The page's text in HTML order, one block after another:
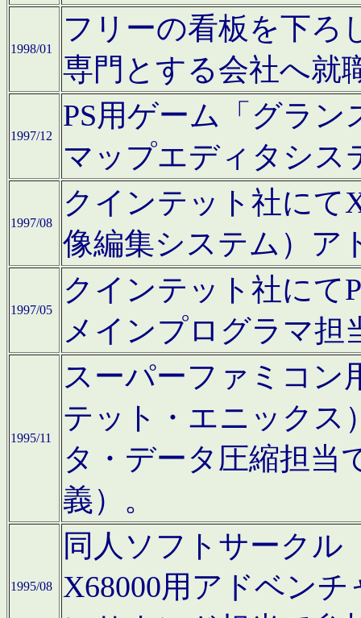
1998/01
フリーの看板を下ろ
専門とする会社へ就
1997/12
PS用ゲーム「グラン
マップエディタシス
1997/08
クインテット社にて
像編集システム）ア
1997/05
クインテット社にて
メインプログラマ担
1995/11
スーパーファミコン
テット・エニックス
タ・データ圧縮担当
義）。
1995/08
同人ソフトサークル
X68000用アドベン